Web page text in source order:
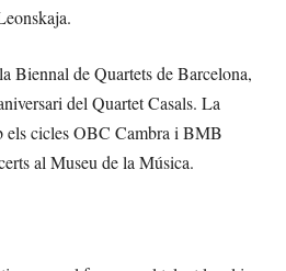
Biennal de Quartets de Barcelona,
del Quartet Casals. La
els cicles OBC Cambra i BMB
al Museu de la Música.